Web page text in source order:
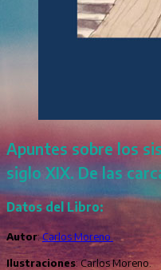
Apuntes sobre los
siglo XIX. De las
Datos del Libro:
Autor:Carlos Moreno.
Ilustraciones: Carlos Moreno.